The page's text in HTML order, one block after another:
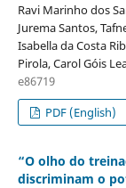
Ravi Marinho dos
Jurema Santos,
Isabella da Costa
Pirola, Carol Góis
e86719
PDF (English)
“O olho do
discriminam o